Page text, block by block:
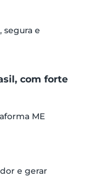
segura e
com forte
ME
e gerar